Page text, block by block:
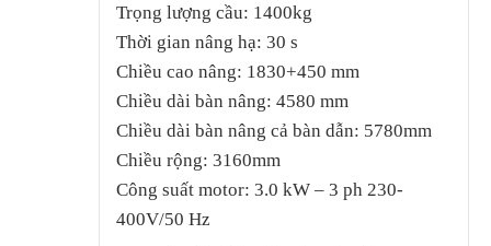
Trọng lượng cầu: 1400kg
Thời gian nâng hạ: 30 s
Chiều cao nâng: 1830+450 mm
Chiều dài bàn nâng: 4580 mm
Chiều dài bàn nâng cả bàn dẫn: 5780mm
Chiều rộng: 3160mm
Công suất motor: 3.0 kW – 3 ph 230-
400V/50 Hz